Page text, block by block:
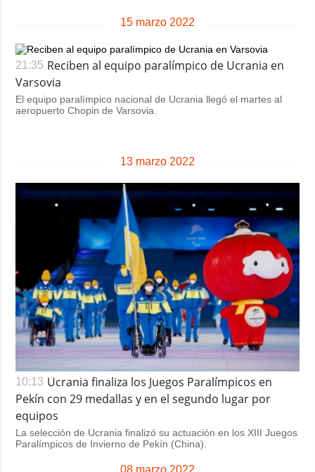
15 marzo 2022
21:35 Reciben al equipo paralímpico de Ucrania en
Varsovia
El equipo paralímpico nacional de Ucrania llegó el martes al
aeropuerto Chopin de Varsovia.
13 marzo 2022
10:13 Ucrania finaliza los Juegos Paralímpicos en
Pekín con 29 medallas y en el segundo lugar por
equipos
La selección de Ucrania finalizó su actuación en los XIII Juegos
Paralímpicos de Invierno de Pekín (China).